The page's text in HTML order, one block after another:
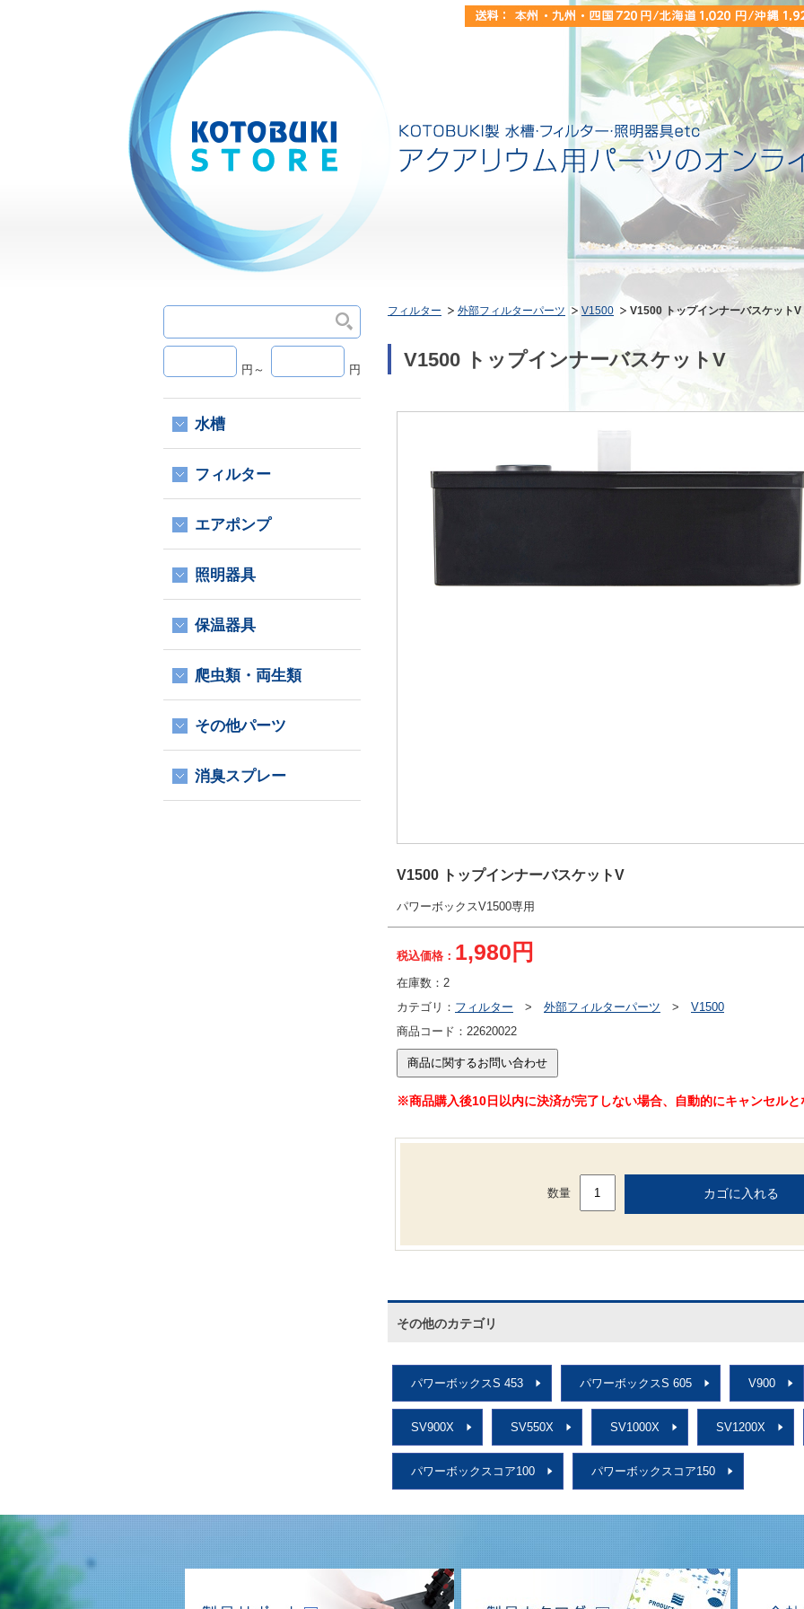
フィルター 外部フィルターパーツ V1500 V1500 トップインナーバスケットV
V1500 トップインナーバスケットV
V1500 トップインナーバスケットV
パワーボックスV1500専用
税込価格： 1,980円
在庫数： 2
カテゴリ： フィルター > 外部フィルターパーツ > V1500
商品コード： 22620022
※商品購入後10日以内に決済が完了しない場合、自動的にキャンセルと
数量
その他のカテゴリ
パワーボックスS 453 パワーボックスS 605 V900
SV900X SV550X SV1000X SV1200X
パワーボックスコア100 パワーボックスコア150
円～ 円
水槽
フィルター
エアポンプ
照明器具
保温器具
爬虫類・両生類
その他パーツ
消臭スプレー